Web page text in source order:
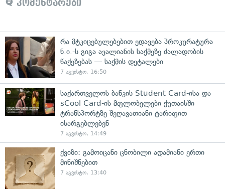
კომენტარები
რა მტკიცებულებებით ედავება პროკურატურა
ნ.ი.-ს გიგა ავალიანის საქმეზე ძალადობის
წაქეზებას — საქმის დეტალები
7 აგვისტო, 16:50
საქართველოს ბანკის Student Card-ისა და
sCool Card-ის მფლობელები ქუთაისში
ტრანსპორტზე შეღავათიანი ტარიფით
ისარგებლებენ
7 აგვისტო, 14:49
ქვიზი: გამოიცანი ცნობილი ადამიანი ერთი
მინიშნებით
7 აგვისტო, 13:40